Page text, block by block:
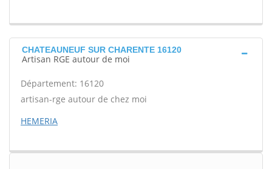
CHATEAUNEUF SUR CHARENTE 16120
Artisan RGE autour de moi
Département: 16120
artisan-rge autour de chez moi
HEMERIA